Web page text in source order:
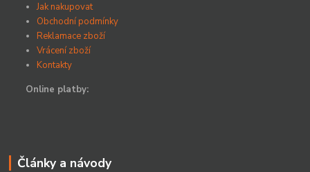
Jak nakupovat
Obchodní podmínky
Reklamace zboží
Vrácení zboží
Kontakty
Online platby:
Články a návody